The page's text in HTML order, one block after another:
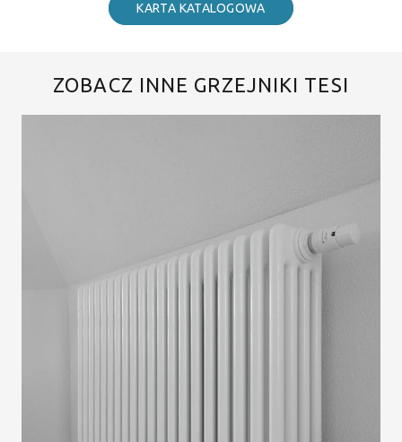
KARTA KATALOGOWA
ZOBACZ INNE GRZEJNIKI TESI